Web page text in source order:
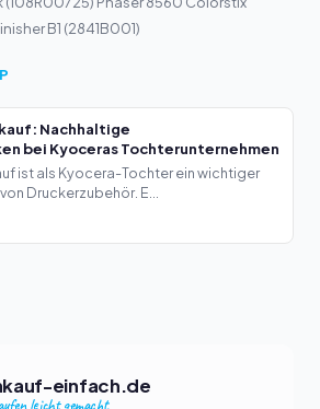
B1 (2841B001)
Nachhaltige
bei Kyoceras Tochterunternehmen
ist als Kyocera-Tochter ein wichtiger
Druckerzubehör. E...
einfach.de
leicht gemacht